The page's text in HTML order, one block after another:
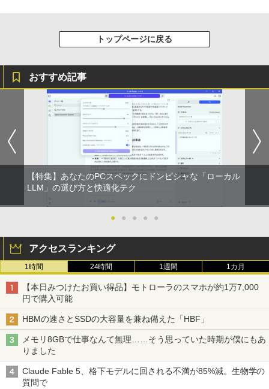
トップページに戻る
おすすめ記事
【特集】あなたのPCスペックにドンピシャな「ローカル
LLM」の選び方と快適化テク
● ● ● ● ●
アクセスランキング
1時間 24時間 1週間 1カ月
【本日みつけたお買い得品】モトローラのスマホが約1万7,000
円で購入可能
HBMの速さとSSDの大容量を兼ね備えた「HBF」
メモリ8GBで仕事なんて無理……そう思っていた時期が僕にもあ
りました
Claude Fable 5、格下モデルに回される不満が85%減。生物学の
質問で